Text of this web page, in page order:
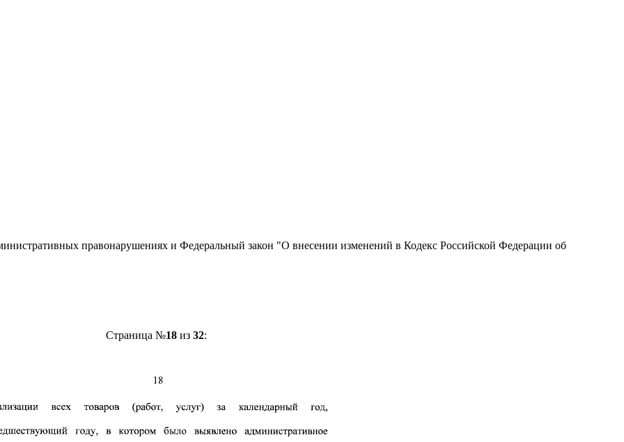
правонарушениях и Федеральный закон "О внесении изменений в Кодекс Российской Федерации об
Страница №18из 32: